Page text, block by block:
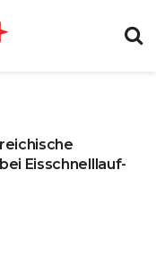
Eisschnelllauf-